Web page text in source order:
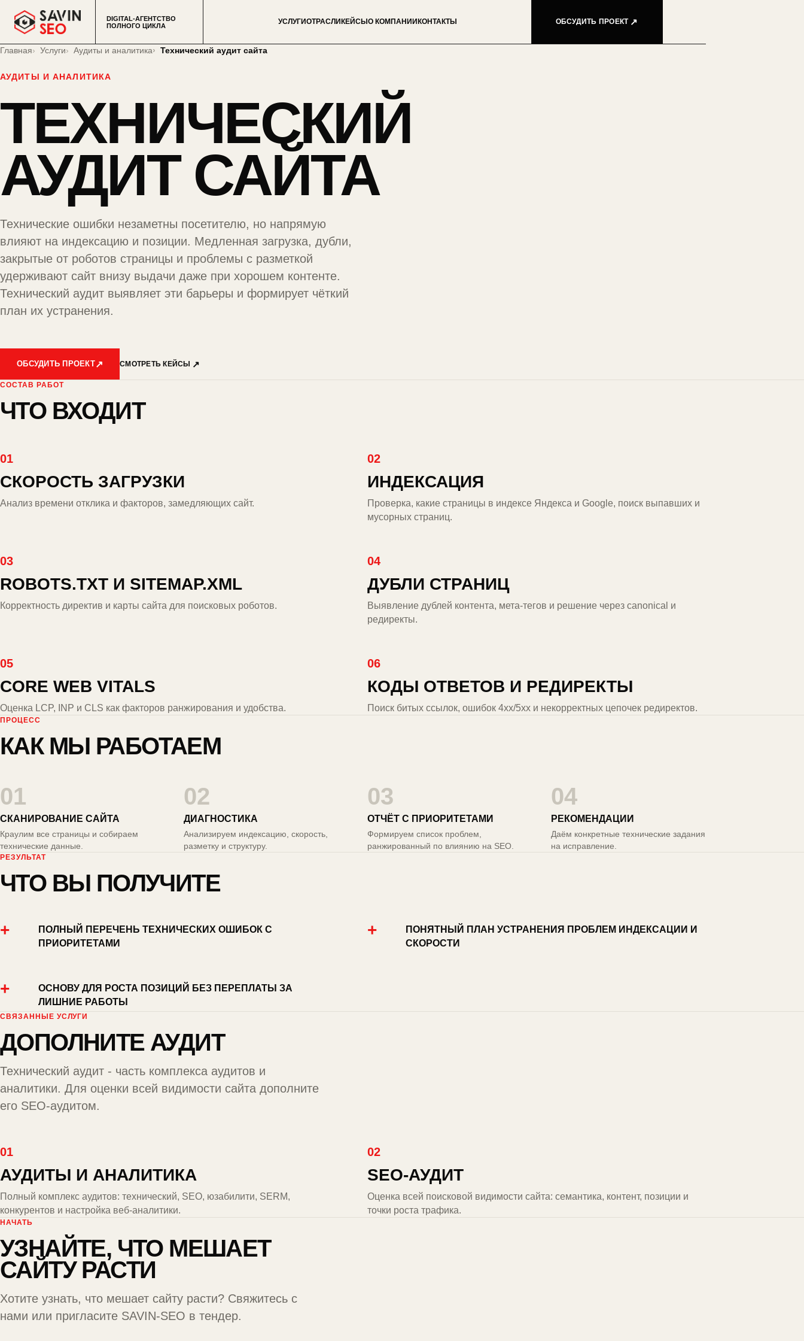
DIGITAL-АГЕНТСТВО
ПОЛНОГО ЦИКЛА
УСЛУГИОТРАСЛИ КЕЙСЫ О КОМПАНИИ КОНТАКТЫ ОБСУДИТЬ ПРОЕКТ
Главная Услуги Аудиты и аналитика Технический аудит сайта
АУДИТЫ И АНАЛИТИКА
ТЕХНИЧЕСКИЙ
АУДИТ САЙТА
Технические ошибки незаметны посетителю, но напрямую
влияют на индексацию и позиции. Медленная загрузка, дубли,
закрытые от роботов страницы и проблемы с разметкой
удерживают сайт внизу выдачи даже при хорошем контенте.
Технический аудит выявляет эти барьеры и формирует чёткий
план их устранения.
ОБСУДИТЬ ПРОЕКТ СМОТРЕТЬ КЕЙСЫ
СОСТАВ РАБОТ
ЧТО ВХОДИТ
01
СКОРОСТЬ ЗАГРУЗКИ
Анализ времени отклика и факторов, замедляющих сайт.
02
ИНДЕКСАЦИЯ
Проверка, какие страницы в индексе Яндекса и Google, поиск выпавших и
мусорных страниц.
03
ROBOTS.TXT И SITEMAP.XML
Корректность директив и карты сайта для поисковых роботов.
04
ДУБЛИ СТРАНИЦ
Выявление дублей контента, мета-тегов и решение через canonical и
редиректы.
05
CORE WEB VITALS
Оценка LCP, INP и CLS как факторов ранжирования и удобства.
06
КОДЫ ОТВЕТОВ И РЕДИРЕКТЫ
Поиск битых ссылок, ошибок 4xx/5xx и некорректных цепочек редиректов.
ПРОЦЕСС
КАК МЫ РАБОТАЕМ
01
СКАНИРОВАНИЕ САЙТА
Краулим все страницы и собираем
технические данные.
02
ДИАГНОСТИКА
Анализируем индексацию, скорость,
разметку и структуру.
03
ОТЧЁТ С ПРИОРИТЕТАМИ
Формируем список проблем,
ранжированный по влиянию на SEO.
04
РЕКОМЕНДАЦИИ
Даём конкретные технические задания
на исправление.
РЕЗУЛЬТАТ
ЧТО ВЫ ПОЛУЧИТЕ
+
ПОЛНЫЙ ПЕРЕЧЕНЬ ТЕХНИЧЕСКИХ ОШИБОК С
ПРИОРИТЕТАМИ
+
ПОНЯТНЫЙ ПЛАН УСТРАНЕНИЯ ПРОБЛЕМ ИНДЕКСАЦИИ И
СКОРОСТИ
+
ОСНОВУ ДЛЯ РОСТА ПОЗИЦИЙ БЕЗ ПЕРЕПЛАТЫ ЗА
ЛИШНИЕ РАБОТЫ
СВЯЗАННЫЕ УСЛУГИ
ДОПОЛНИТЕ АУДИТ
Технический аудит - часть комплекса аудитов и
аналитики. Для оценки всей видимости сайта дополните
его SEO-аудитом.
01
АУДИТЫ И АНАЛИТИКА
Полный комплекс аудитов: технический, SEO, юзабилити, SERM,
конкурентов и настройка веб-аналитики.
02
SEO-АУДИТ
Оценка всей поисковой видимости сайта: семантика, контент, позиции и
точки роста трафика.
НАЧАТЬ
УЗНАЙТЕ, ЧТО МЕШАЕТ
САЙТУ РАСТИ
Хотите узнать, что мешает сайту расти? Свяжитесь с
нами или пригласите SAVIN-SEO в тендер.